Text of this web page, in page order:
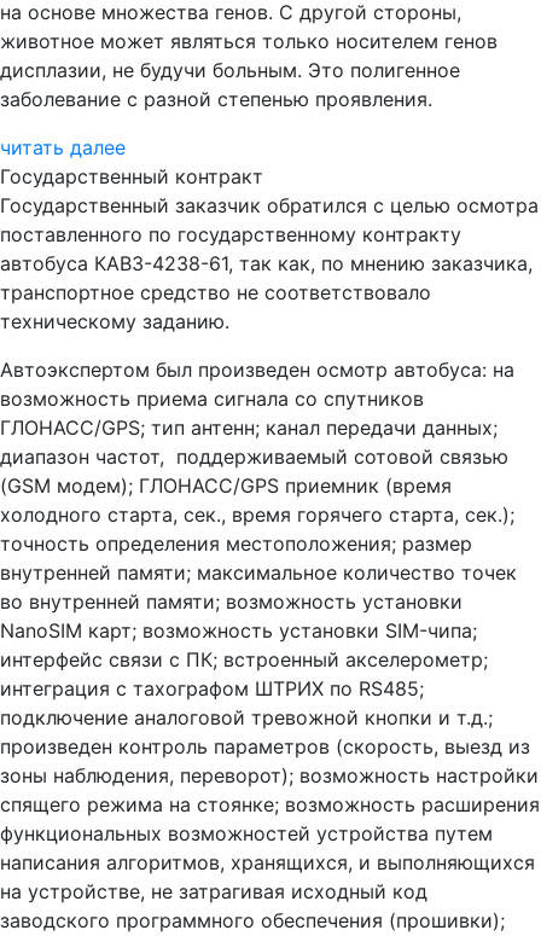
на основе множества генов. С другой стороны,
животное может являться только носителем генов
дисплазии, не будучи больным. Это полигенное
заболевание с разной степенью проявления.
читать далее
Государственный контракт
Государственный заказчик обратился с целью осмотра
поставленного по государственному контракту
автобуса КАВЗ-4238-61, так как, по мнению заказчика,
транспортное средство не соответствовало
техническому заданию.
Автоэкспертом был произведен осмотр автобуса: на
возможность приема сигнала со спутников
ГЛОНАСС/GPS; тип антенн; канал передачи данных;
диапазон частот, поддерживаемый сотовой связью
(GSM модем); ГЛОНАСС/GPS приемник (время
холодного старта, сек., время горячего старта, сек.);
точность определения местоположения; размер
внутренней памяти; максимальное количество точек
во внутренней памяти; возможность установки
NanoSIM карт; возможность установки SIM-чипа;
интерфейс связи с ПК; встроенный акселерометр;
интеграция с тахографом ШТРИХ по RS485;
подключение аналоговой тревожной кнопки и т.д.;
произведен контроль параметров (скорость, выезд из
зоны наблюдения, переворот); возможность настройки
спящего режима на стоянке; возможность расширения
функциональных возможностей устройства путем
написания алгоритмов, хранящихся, и выполняющихся
на устройстве, не затрагивая исходный код
заводского программного обеспечения (прошивки);